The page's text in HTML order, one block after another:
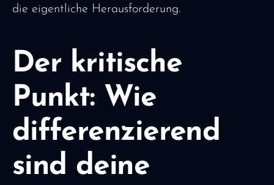
die eigentliche Herausforderung.
Der kritische
Punkt: Wie
differenzierend
sind deine